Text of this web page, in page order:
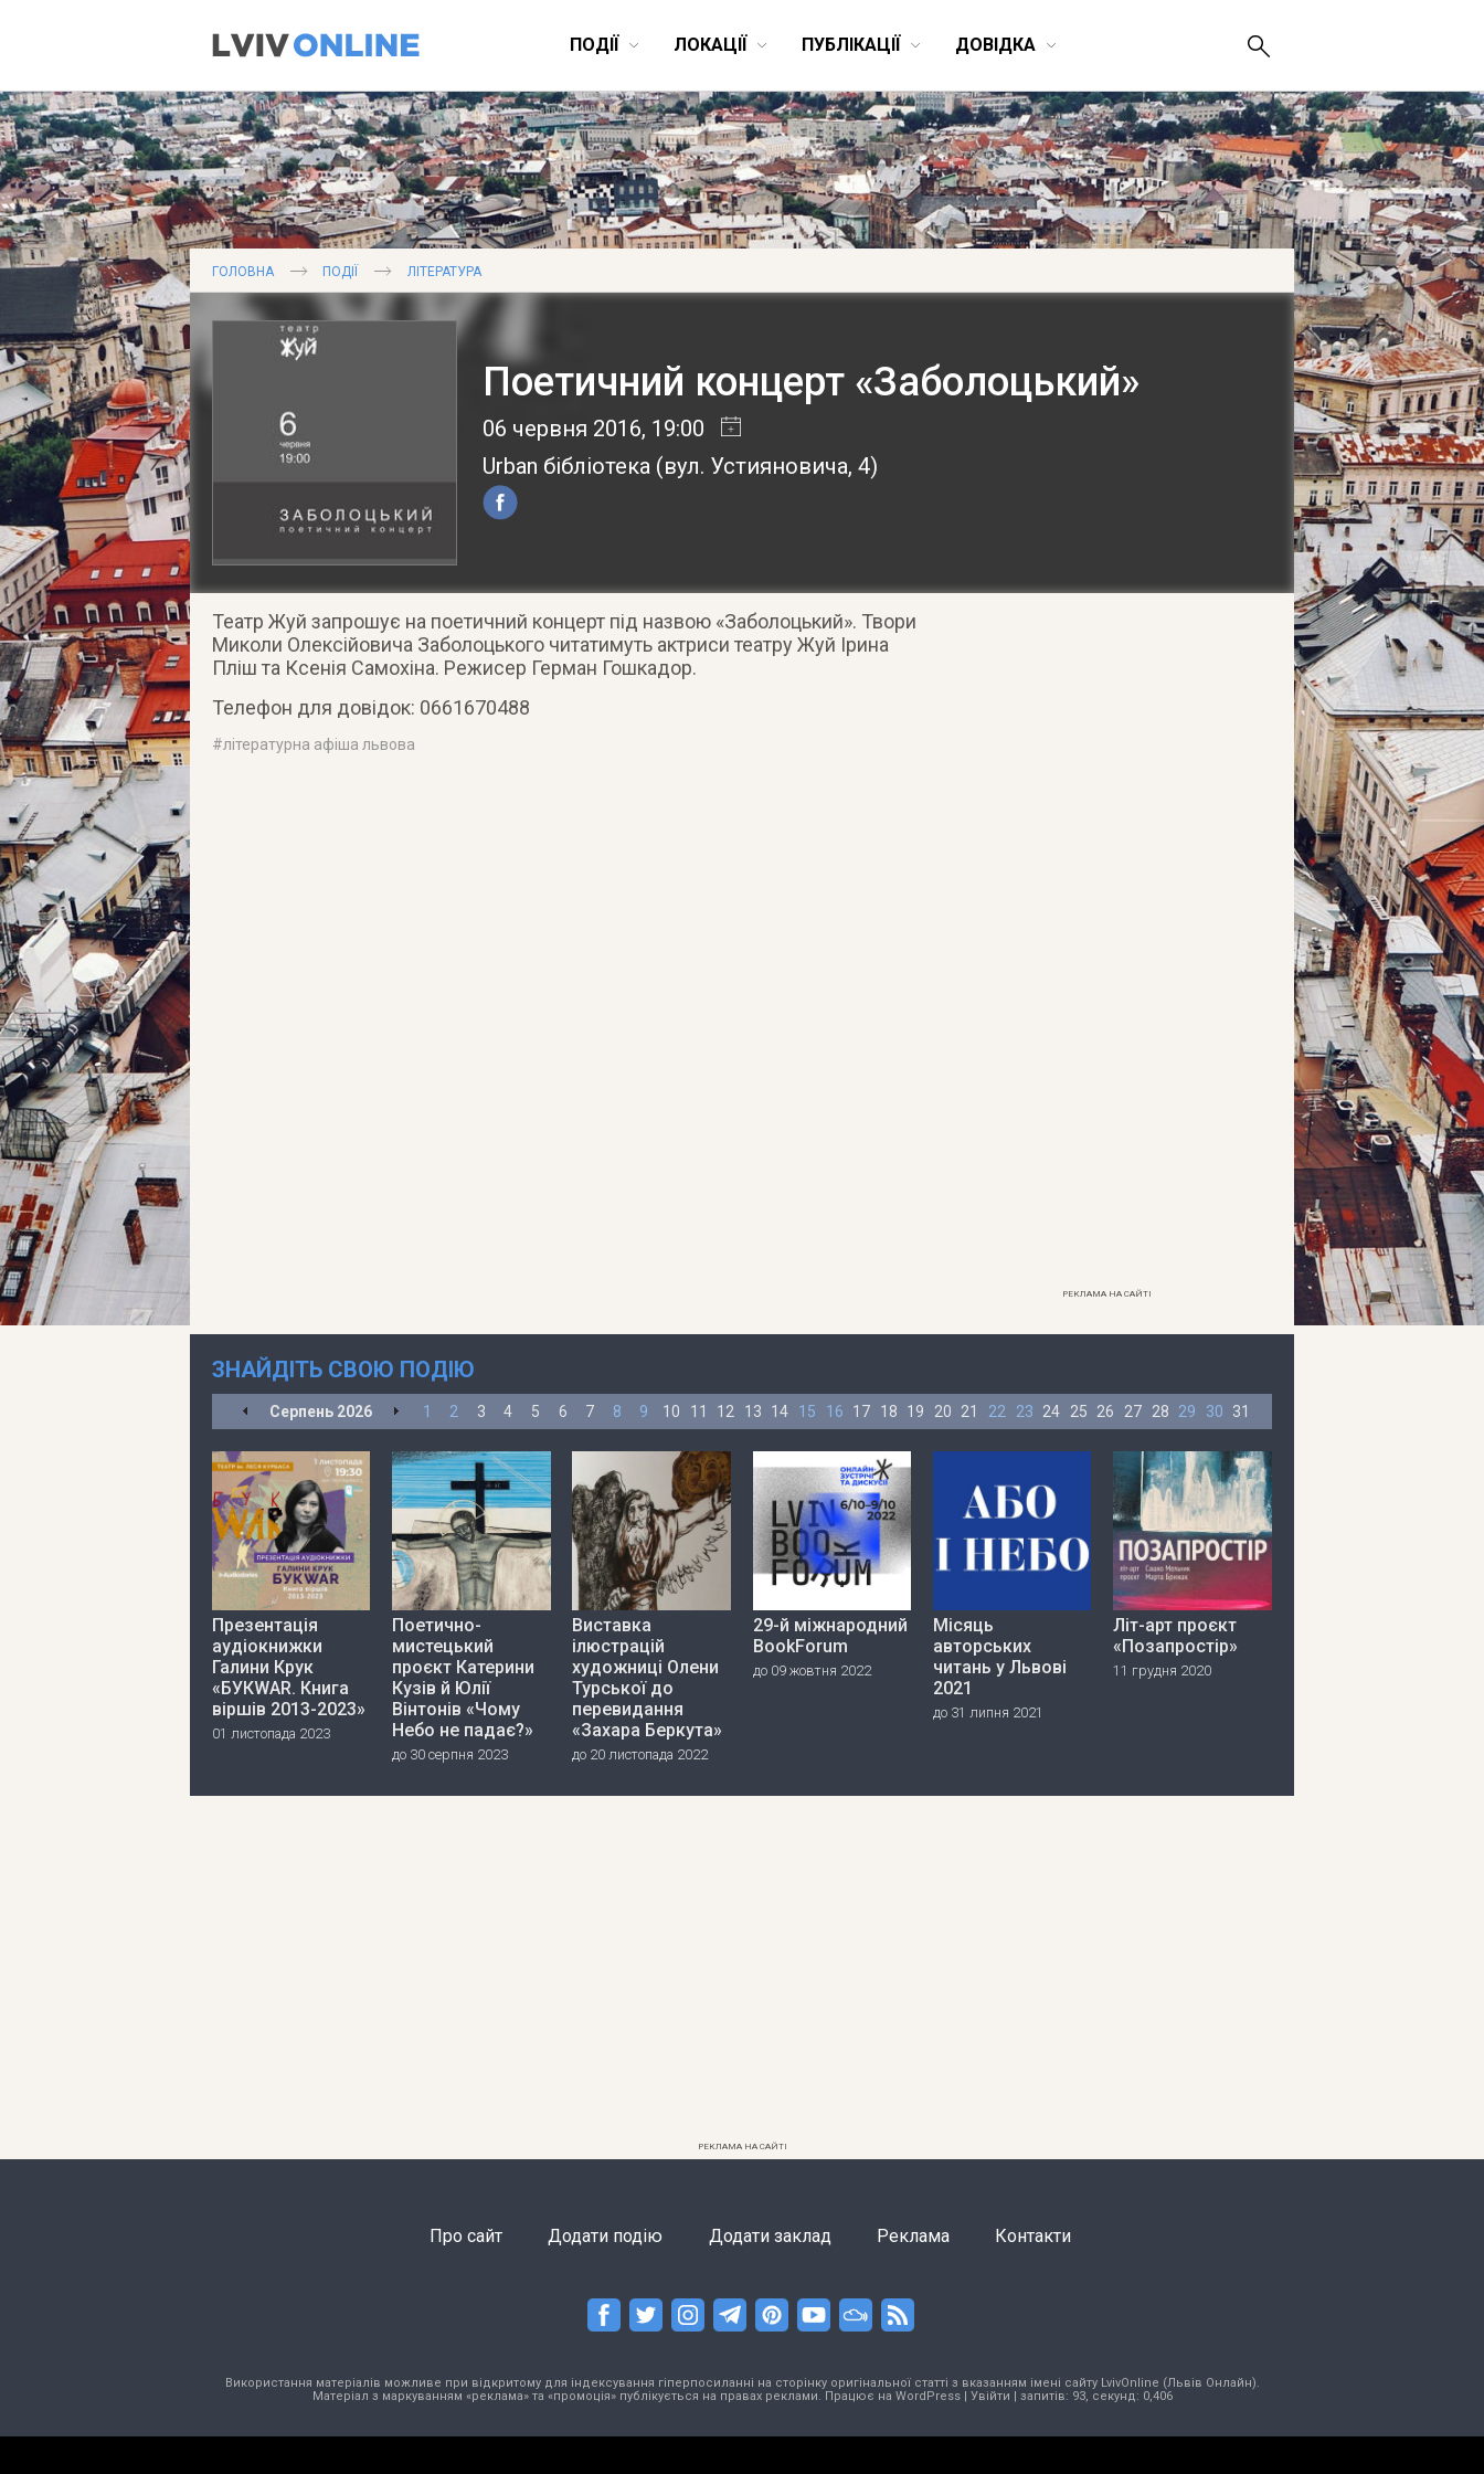
ПОДІЇ ЛОКАЦІЇ ПУБЛІКАЦІЇ ДОВІДКА
ГОЛОВНА ПОДІЇ ЛІТЕРАТУРА
Поетичний концерт «Заболоцький»
06 червня 2016, 19:00
Urban бібліотека (вул. Устияновича, 4)
Театр Жуй запрошує на поетичний концерт під назвою «Заболоцький». Твори
Миколи Олексійовича Заболоцького читатимуть актриси театру Жуй Ірина
Пліш та Ксенія Самохіна. Режисер Герман Гошкадор.
Телефон для довідок: 0661670488
#літературна афіша львова
РЕКЛАМА НА САЙТІ
ЗНАЙДІТЬ СВОЮ ПОДІЮ
Серпень 2026 1 2 3 4 5 6 7 8 9 10 11 12 13 14 15 16 17 18 19 20 21 22 23 24 25 26 27 28 29 30 31
Презентація
аудіокнижки
Галини Крук
«БУКWAR. Книга
віршів 2013-2023»
01 листопада 2023
Поетично-
мистецький
проєкт Катерини
Кузів й Юлії
Вінтонів «Чому
Небо не падає?»
до 30 серпня 2023
Виставка
ілюстрацій
художниці Олени
Турської до
перевидання
«Захара Беркута»
до 20 листопада 2022
29-й міжнародний
BookForum
до 09 жовтня 2022
Місяць
авторських
читань у Львові
2021
до 31 липня 2021
Літ-арт проєкт
«Позапростір»
11 грудня 2020
РЕКЛАМА НА САЙТІ
Про сайт Додати подію Додати заклад Реклама Контакти
Використання матеріалів можливе при відкритому для індексування гіперпосиланні на сторінку оригінальної статті з вказанням імені сайту LvivOnline (Львів Онлайн).
Матеріал з маркуванням «реклама» та «промоція» публікується на правах реклами. Працює на WordPress| Увійти | запитів: 93, секунд: 0,406